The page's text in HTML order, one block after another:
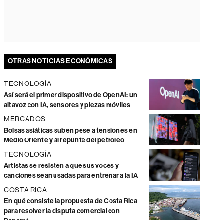
OTRAS NOTICIAS ECONÓMICAS
TECNOLOGÍA
Así será el primer dispositivo de OpenAI: un
altavoz con IA, sensores y piezas móviles
MERCADOS
Bolsas asiáticas suben pese a tensiones en
Medio Oriente y al repunte del petróleo
TECNOLOGÍA
Artistas se resisten a que sus voces y
canciones sean usadas para entrenar a la IA
COSTA RICA
En qué consiste la propuesta de Costa Rica
para resolver la disputa comercial con